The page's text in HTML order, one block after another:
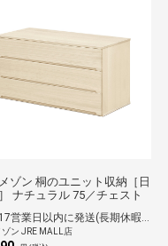
ゾン 桐のユニット収納［日
ナチュラル 75／チェスト
13～17営業日以内に発送(長期休暇除く)
ン JRE MALL店